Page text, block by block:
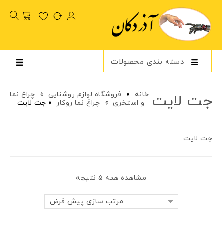
دسته بندی محصولات
جت لایت خانه » فروشگاه لوازم روشنایی » چراغ نما
و استخری » چراغ نما روکار » جت لایت
جت لایت
مشاهده همه 5 نتیجه
مرتب سازی پیش فرض